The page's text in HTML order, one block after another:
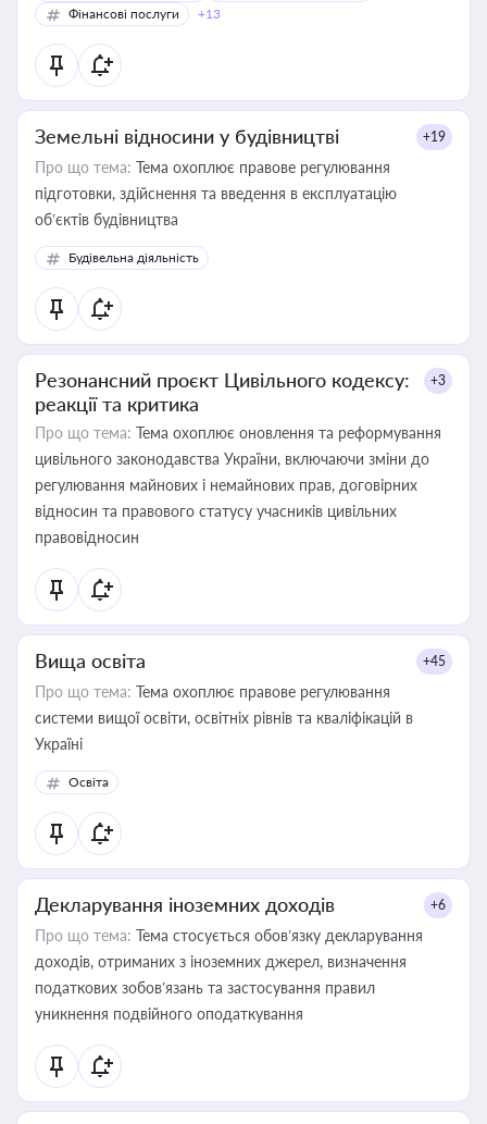
Фінансові послуги
+13
Земельні відносини у будівництві +19
Про що тема: Тема охоплює правове регулювання
підготовки, здійснення та введення в експлуатацію
об’єктів будівництва
Будівельна діяльність
Резонансний проєкт Цивільного кодексу:
реакції та критика
+3
Про що тема: Тема охоплює оновлення та реформування
цивільного законодавства України, включаючи зміни до
регулювання майнових і немайнових прав, договірних
відносин та правового статусу учасників цивільних
правовідносин
Вища освіта +45
Про що тема: Тема охоплює правове регулювання
системи вищої освіти, освітніх рівнів та кваліфікацій в
Україні
Освіта
Декларування іноземних доходів +6
Про що тема: Тема стосується обов’язку декларування
доходів, отриманих з іноземних джерел, визначення
податкових зобов’язань та застосування правил
уникнення подвійного оподаткування